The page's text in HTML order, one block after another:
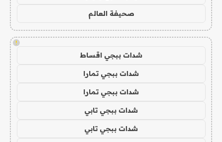
صحيفة العالم
!
شدات ببجي اقساط
شدات ببجي تمارا
شدات ببجي تمارا
شدات ببجي تابي
شدات ببجي تابي